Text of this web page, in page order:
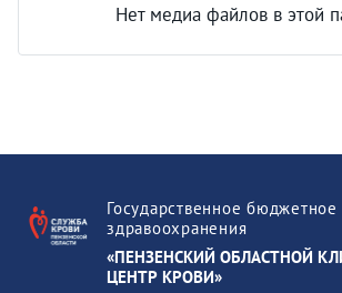
Нет медиа файлов в этой
Государственное
здравоохранения
«ПЕНЗЕНСКИЙ ОБЛАСТНОЙ
ЦЕНТР КРОВИ»